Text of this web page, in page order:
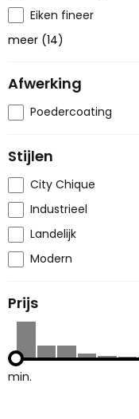
Eiken fineer
meer (14)
Afwerking
Poedercoating
Stijlen
City Chique
Industrieel
Landelijk
Modern
Prijs
min.